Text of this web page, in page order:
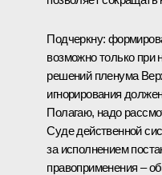
Подчеркну:
возможно только при
решений пленума
игнорирования
Полагаю, надо
Суде действенной
за исполнением
правоприменения –